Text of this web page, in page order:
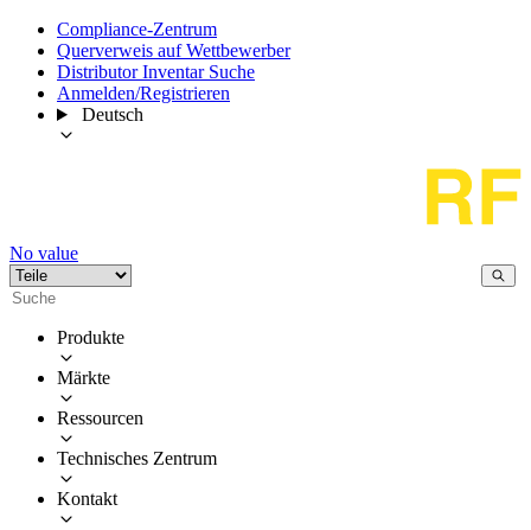
Compliance-Zentrum
Querverweis auf Wettbewerber
Distributor Inventar Suche
Anmelden/Registrieren
Deutsch
No value
Produkte
Märkte
Ressourcen
Technisches Zentrum
Kontakt